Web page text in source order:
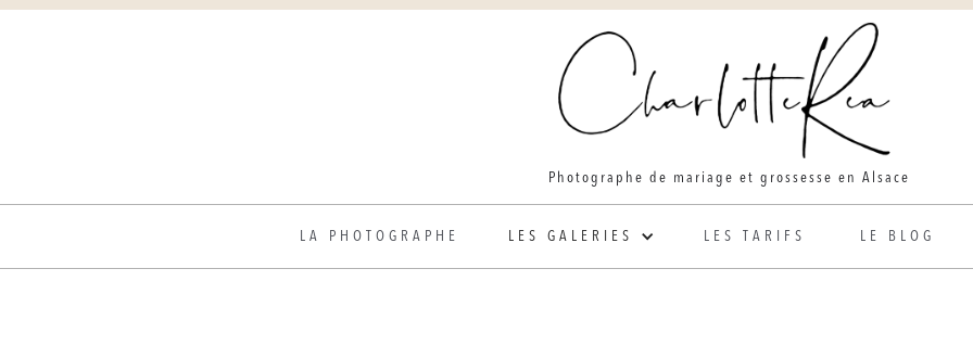
Photographe de mariage et grossesse en Alsace
LA PHOTOGRAPHE LES GALERIES LES TARIFS LE BLOG